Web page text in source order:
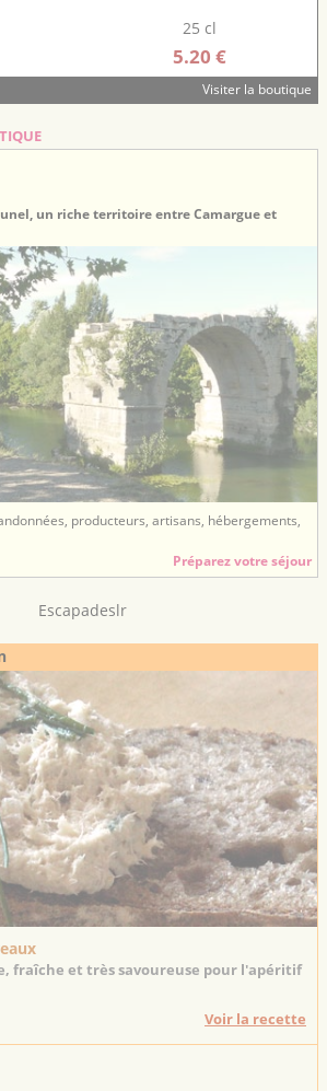
25 cl
5.20 €
Visiter la boutique
un riche territoire entre Camargue et
producteurs, artisans, hébergements,
Préparez votre séjour
Escapadeslr
fraîche et très savoureuse pour l'apéritif
Voir la recette